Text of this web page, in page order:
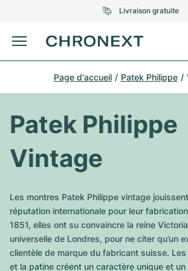
Livraison gratuite
Menu
Acheter une montre
UNE SÉLECTION D'EXCEPTION
Modèles les plus vendus
Omega
Tous les modèles Omega
Modèles les plus vendus
Patek Philippe
Tous les modèles Patek Philippe
Modèles les plus vendus
Tous les modèles Audemars Piguet
Cartier
Breitling
Montres d'occasion
Vendre une montre
UNE SÉLECTION D'EXCEPTION
Tiffany
Louis Vuitton
Van Cleef & Arpels
Bvlgari
Nouveautés
Sale
Page d'accueil Patek Philippe
Patek Philippe
Vintage
Les montres Patek Philippe vintage
réputation internationale pour leur
1851, elles ont su convaincre la reine
universelle de Londres, pour ne citer qu’un
clientèle de marque du fabricant suisse.
et la patine créent un caractère unique et